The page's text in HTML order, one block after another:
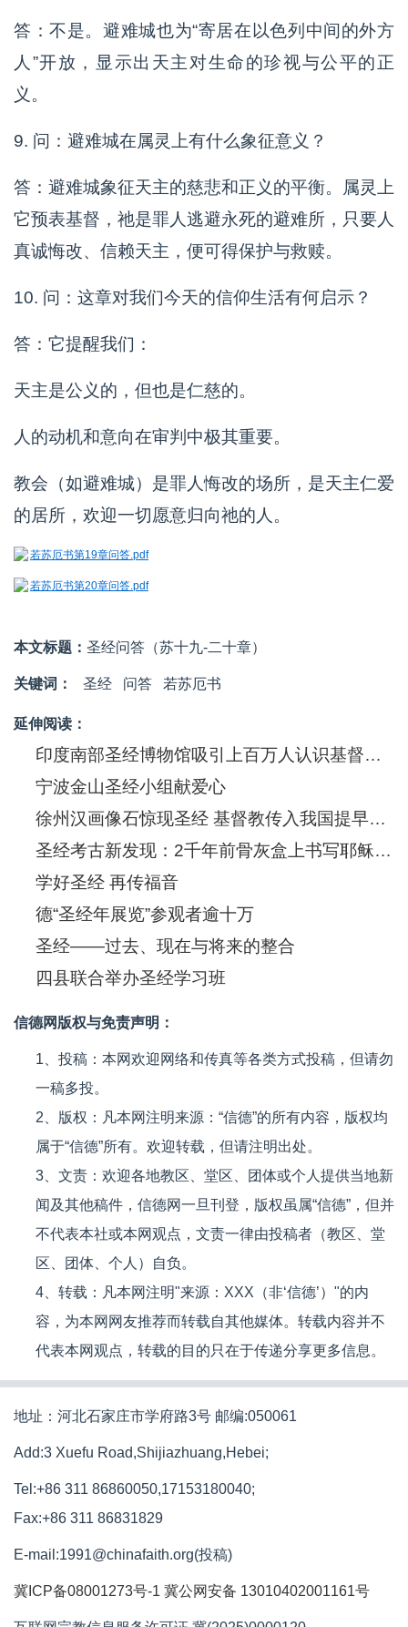
答：不是。避难城也为“寄居在以色列中间的外方
人”开放，显示出天主对生命的珍视与公平的正
义。
9. 问：避难城在属灵上有什么象征意义？
答：避难城象征天主的慈悲和正义的平衡。属灵上
它预表基督，祂是罪人逃避永死的避难所，只要人
真诚悔改、信赖天主，便可得保护与救赎。
10. 问：这章对我们今天的信仰生活有何启示？
答：它提醒我们：
天主是公义的，但也是仁慈的。
人的动机和意向在审判中极其重要。
教会（如避难城）是罪人悔改的场所，是天主仁爱
的居所，欢迎一切愿意归向祂的人。
若苏厄书第19章问答.pdf
若苏厄书第20章问答.pdf
本文标题： 圣经问答（苏十九-二十章）
关键词： 圣经 问答 若苏厄书
延伸阅读：
印度南部圣经博物馆吸引上百万人认识基督信息
宁波金山圣经小组献爱心
徐州汉画像石惊现圣经 基督教传入我国提早550年
圣经考古新发现：2千年前骨灰盒上书写耶稣(图)
学好圣经 再传福音
德“圣经年展览”参观者逾十万
圣经——过去、现在与将来的整合
四县联合举办圣经学习班
信德网版权与免责声明：
1、投稿：本网欢迎网络和传真等各类方式投稿，但请勿
一稿多投。
2、版权：凡本网注明来源：“信德”的所有内容，版权均
属于“信德”所有。欢迎转载，但请注明出处。
3、文责：欢迎各地教区、堂区、团体或个人提供当地新
闻及其他稿件，信德网一旦刊登，版权虽属“信德”，但并
不代表本社或本网观点，文责一律由投稿者（教区、堂
区、团体、个人）自负。
4、转载：凡本网注明"来源：XXX（非‘信德’）"的内
容，为本网网友推荐而转载自其他媒体。转载内容并不
代表本网观点，转载的目的只在于传递分享更多信息。
地址：河北石家庄市学府路3号 邮编:050061
Add:3 Xuefu Road,Shijiazhuang,Hebei;
Tel:+86 311 86860050,17153180040;
Fax:+86 311 86831829
E-mail:1991@chinafaith.org(投稿)
冀ICP备08001273号-1 冀公网安备 13010402001161号